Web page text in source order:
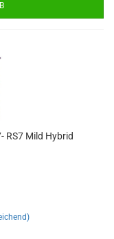
RS7 Mild Hybrid